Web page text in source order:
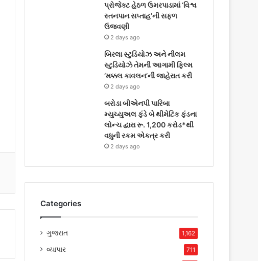
પ્રોજેક્ટ હેઠળ ઉમરપાડામાં ‘વિશ્વ
સ્તનપાન સપ્તાહ’ની સફળ
ઉજવણી
2 days ago
બિરલા સ્ટુડિયોઝ અને નીલમ
સ્ટુડિયોઝે તેમની આગામી ફિલ્મ
‘મક્કલ કાવલન’ની જાહેરાત કરી
2 days ago
બરોડા બીએનપી પારિબા
મ્યુચ્યુઅલ ફંડે બે થીમેટિક ફંડના
લોન્ચ દ્વારા રૂ. 1,200 કરોડ*થી
વધુની રકમ એકત્ર કરી
2 days ago
Categories
ગુજરાત 1,162
વ્યાપાર 711